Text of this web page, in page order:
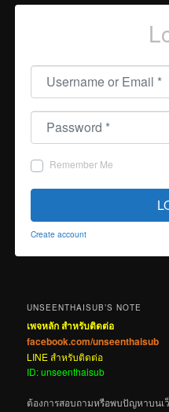
Username or Email
Password
Remember Me
Create account
UNSEENTHAISUB’S NOTE
เพจหลัก สำหรับติดต่อ
facebook.com/unseenthaisub
LINE สำหรับติดต่อ
ID: unseenthaisub
ต้องการสอบถามหรือพบปัญหาบนเ